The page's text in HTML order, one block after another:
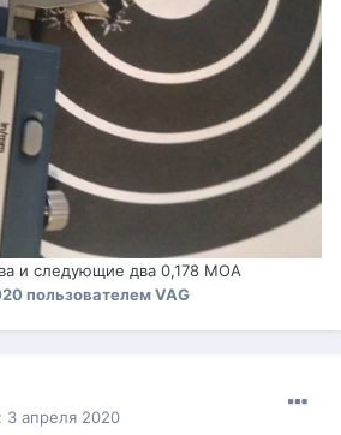
и следующие два 0,178 МОА
пользователем VAG
3 апреля 2020